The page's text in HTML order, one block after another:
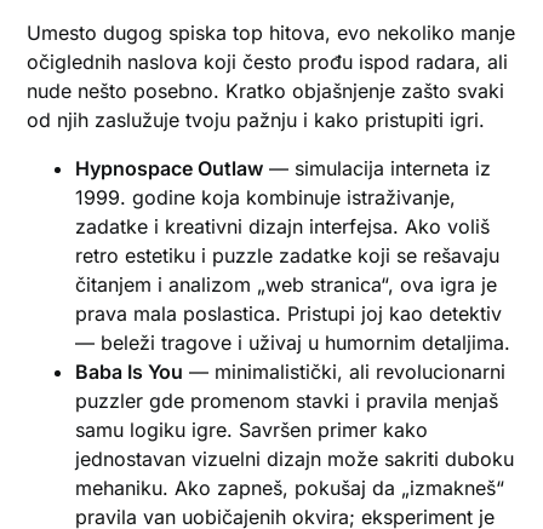
Umesto dugog spiska top hitova, evo nekoliko manje
očiglednih naslova koji često prođu ispod radara, ali
nude nešto posebno. Kratko objašnjenje zašto svaki
od njih zaslužuje tvoju pažnju i kako pristupiti igri.
Hypnospace Outlaw — simulacija interneta iz
1999. godine koja kombinuje istraživanje,
zadatke i kreativni dizajn interfejsa. Ako voliš
retro estetiku i puzzle zadatke koji se rešavaju
čitanjem i analizom „web stranica“, ova igra je
prava mala poslastica. Pristupi joj kao detektiv
— beleži tragove i uživaj u humornim detaljima.
Baba Is You — minimalistički, ali revolucionarni
puzzler gde promenom stavki i pravila menjaš
samu logiku igre. Savršen primer kako
jednostavan vizuelni dizajn može sakriti duboku
mehaniku. Ako zapneš, pokušaj da „izmakneš“
pravila van uobičajenih okvira; eksperiment je